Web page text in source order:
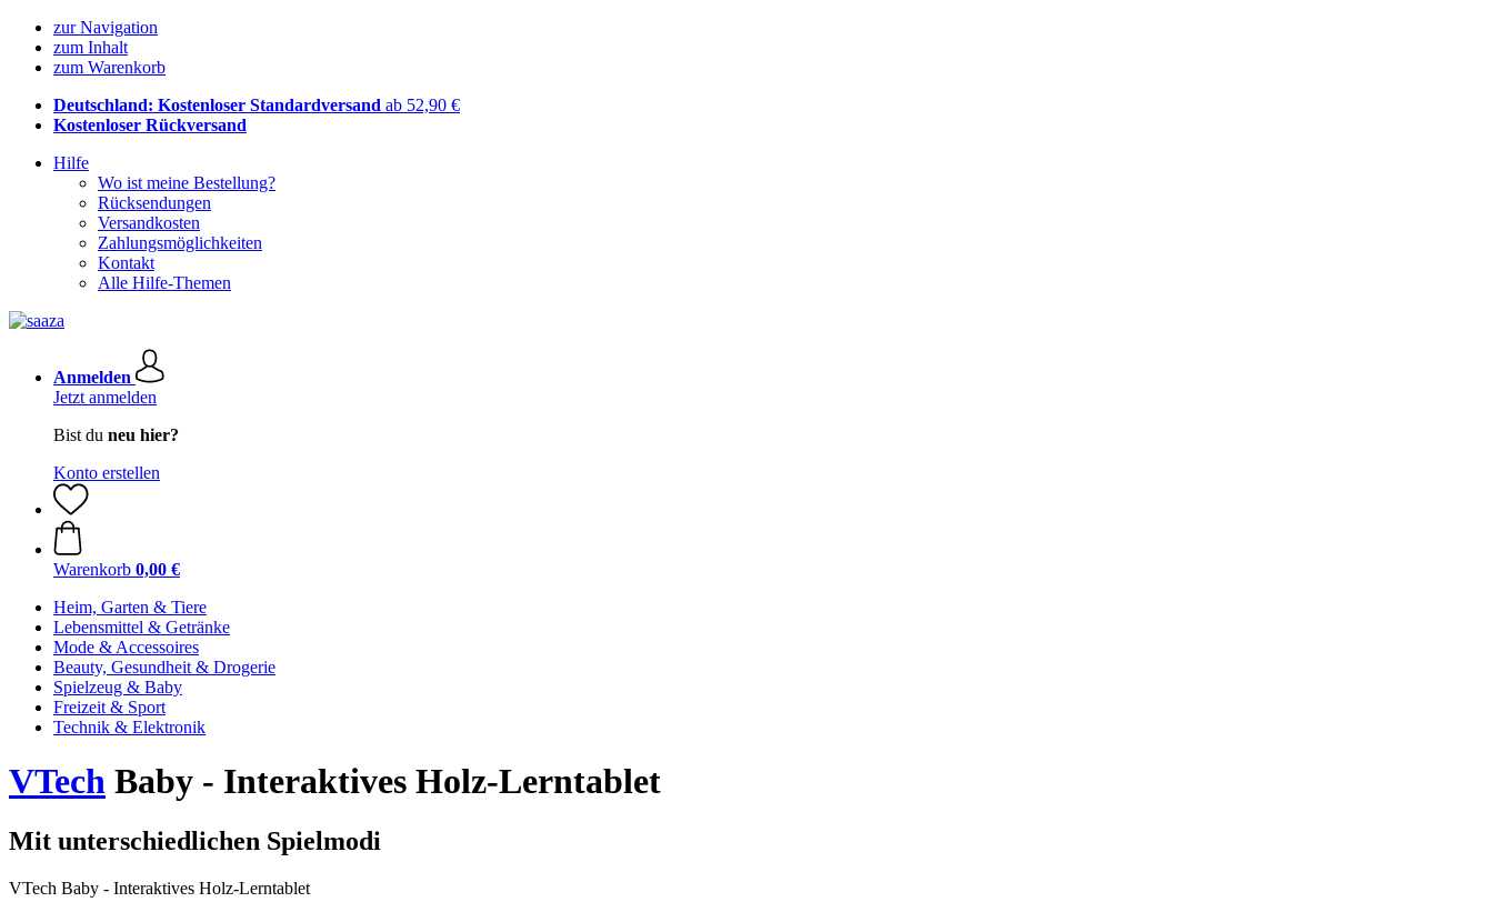
zur Navigation
zum Inhalt
zum Warenkorb
Deutschland: Kostenloser Standardversand ab 52,90 €
Kostenloser Rückversand
Hilfe
Wo ist meine Bestellung?
Rücksendungen
Versandkosten
Zahlungsmöglichkeiten
Kontakt
Alle Hilfe-Themen
Anmelden
Jetzt anmelden
Bist du neu hier?
Konto erstellen
Warenkorb 0,00 €
Heim, Garten & Tiere
Lebensmittel & Getränke
Mode & Accessoires
Beauty, Gesundheit & Drogerie
Spielzeug & Baby
Freizeit & Sport
Technik & Elektronik
VTech Baby - Interaktives Holz-Lerntablet
Mit unterschiedlichen Spielmodi
VTech Baby - Interaktives Holz-Lerntablet